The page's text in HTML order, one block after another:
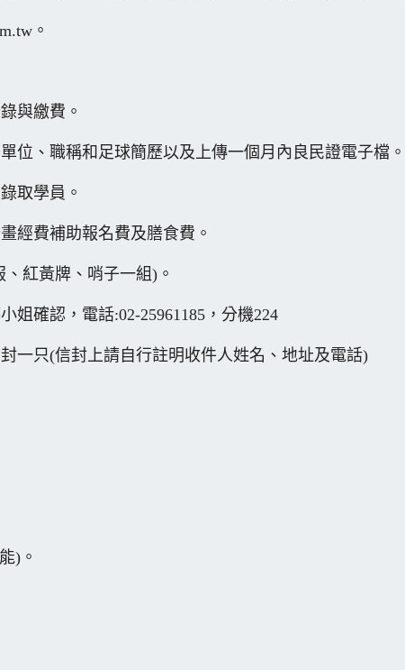
。
與繳費。
、職稱和足球簡歷以及上傳一個 月內良民證電子檔。
取學員。
費補助報名費及膳食費。
紅黃牌、哨子一組)。
確認，電話:02-25961185，分機224
一只(信封上請自行註明收件人姓名、地址及電話)
)。